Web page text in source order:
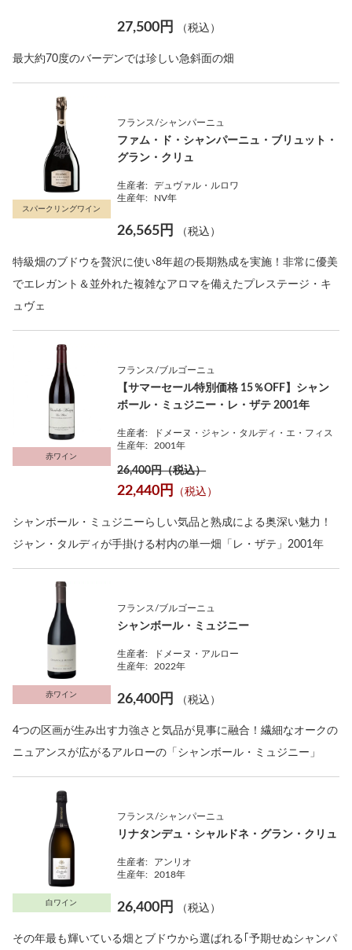
27,500円 （税込）
最大約70度のバーデンでは珍しい急斜面の畑
スパークリングワイン
フランス/シャンパーニュ
ファム・ド・シャンパーニュ・ブリュット・
グラン・クリュ
生産者:
デュヴァル・ルロワ
生産年:
NV年
26,565円 （税込）
特級畑のブドウを贅沢に使い8年超の長期熟成を実施！非常に優美
でエレガント＆並外れた複雑なアロマを備えたプレステージ・キ
ュヴェ
赤ワイン
フランス/ブルゴーニュ
【サマーセール特別価格 15％OFF】シャン
ボール・ミュジニー・レ・ザテ 2001年
生産者:
ドメーヌ・ジャン・タルディ・エ・フィス
生産年:
2001年
26,400円（税込）
22,440円 （税込）
シャンボール・ミュジニーらしい気品と熟成による奥深い魅力！
ジャン・タルディが手掛ける村内の単一畑「レ・ザテ」2001年
赤ワイン
フランス/ブルゴーニュ
シャンボール・ミュジニー
生産者:
ドメーヌ・アルロー
生産年:
2022年
26,400円 （税込）
4つの区画が生み出す力強さと気品が見事に融合！繊細なオークの
ニュアンスが広がるアルローの「シャンボール・ミュジニー」
白ワイン
フランス/シャンパーニュ
リナタンデュ・シャルドネ・グラン・クリュ
生産者:
アンリオ
生産年:
2018年
26,400円 （税込）
その年最も輝いている畑とブドウから選ばれる｢予期せぬシャンパ